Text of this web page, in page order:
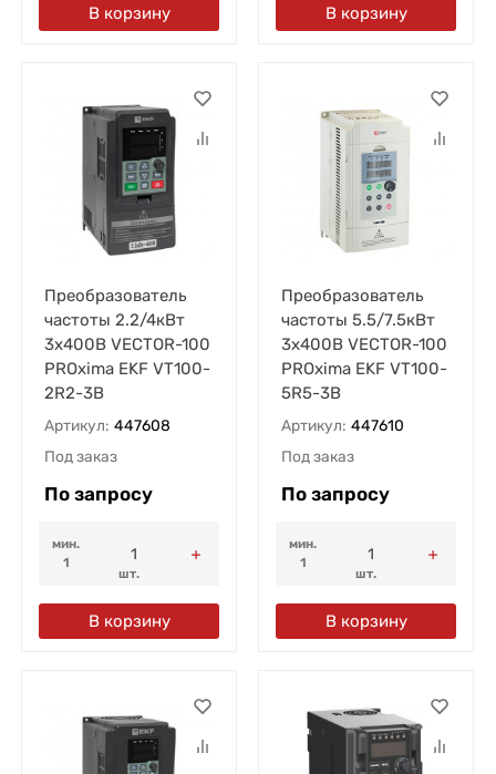
В корзину В корзину
Преобразователь
частоты 2.2/4кВт
3х400В VECTOR-100
PROxima EKF VT100-
2R2-3B
Артикул: 447608
Под заказ
По запросу
мин.
1
шт.
В корзину
Преобразователь
частоты 5.5/7.5кВт
3х400В VECTOR-100
PROxima EKF VT100-
5R5-3B
Артикул: 447610
Под заказ
По запросу
мин.
1
шт.
В корзину